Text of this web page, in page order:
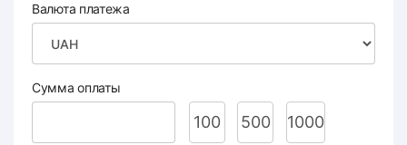
Валюта платежа
Сумма оплаты
100 500 1000